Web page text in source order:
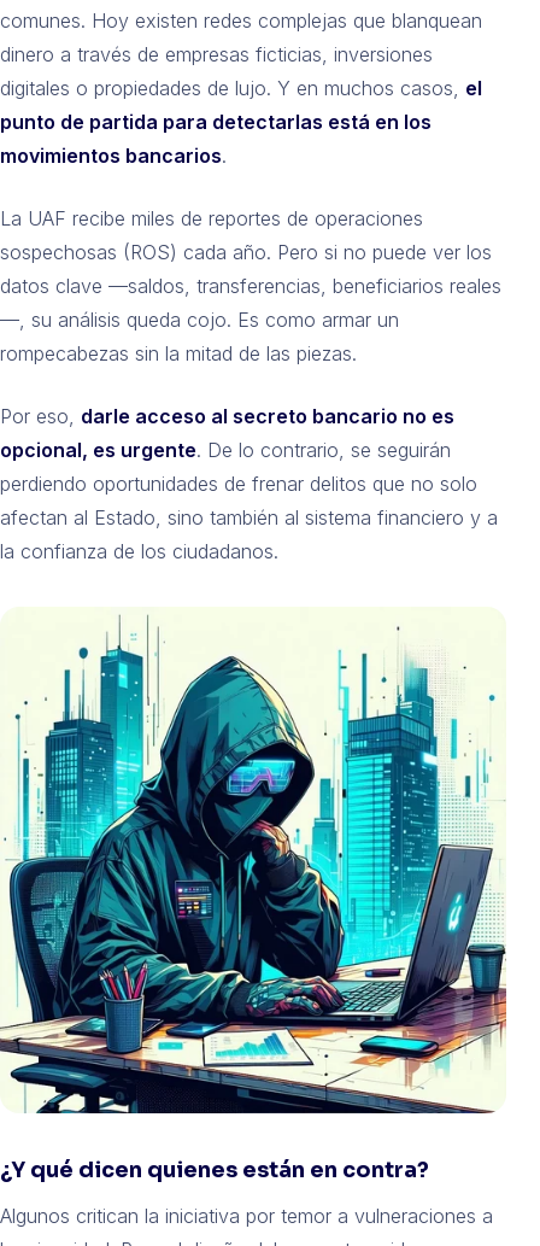
comunes. Hoy existen redes complejas que blanquean
dinero a través de empresas ficticias, inversiones
digitales o propiedades de lujo. Y en muchos casos, el
punto de partida para detectarlas está en los
movimientos bancarios.
La UAF recibe miles de reportes de operaciones
sospechosas (ROS) cada año. Pero si no puede ver los
datos clave —saldos, transferencias, beneficiarios reales
—, su análisis queda cojo. Es como armar un
rompecabezas sin la mitad de las piezas.
Por eso, darle acceso al secreto bancario no es
opcional, es urgente. De lo contrario, se seguirán
perdiendo oportunidades de frenar delitos que no solo
afectan al Estado, sino también al sistema financiero y a
la confianza de los ciudadanos.
¿Y qué dicen quienes están en contra?
Algunos critican la iniciativa por temor a vulneraciones a